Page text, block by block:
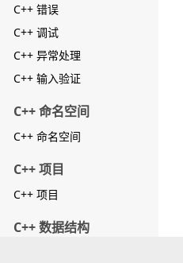
C++ 错误
C++ 调试
C++ 异常处理
C++ 输入验证
C++ 命名空间
C++ 命名空间
C++ 项目
C++ 项目
C++ 数据结构